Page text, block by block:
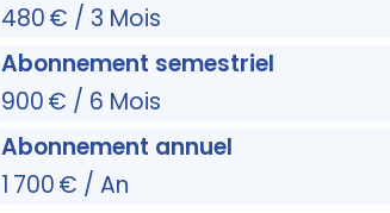
480 € / 3 Mois
Abonnement semestriel
900 € / 6 Mois
Abonnement annuel
1 700 € / An